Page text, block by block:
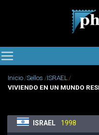
Inicio Sellos ISRAEL
VIVIENDO EN UN MUNDO
ISRAEL 1998